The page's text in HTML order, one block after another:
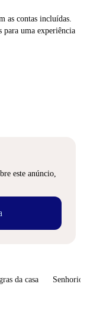
as contas incluídas.
para uma experiência
este anúncio,
da casa Senhorio